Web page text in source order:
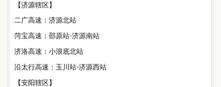
【济源辖区】
二广高速：济源北站
菏宝高速：邵原站-济源南站
济洛高速：小浪底北站
沿太行高速：玉川站-济源西站
【安阳辖区】